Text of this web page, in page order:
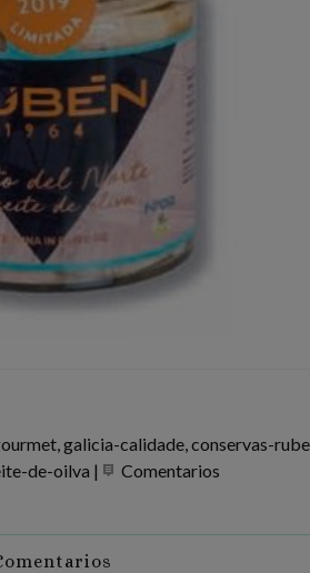
galicia-calidade conservas-
de-oilva | Comentarios